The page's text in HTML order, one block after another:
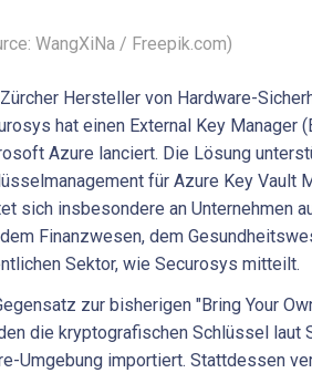
WangXiNa / Freepik.com)
Hersteller von Hardware-
hat einen External Key Manager
Azure lanciert. Die Lösung
für Azure Key Vault
sich insbesondere an Unternehmen
Finanzwesen, dem
Sektor, wie Securosys mitteilt.
zur bisherigen "Bring Your
die kryptografischen Schlüssel laut
Umgebung importiert. Stattdessen